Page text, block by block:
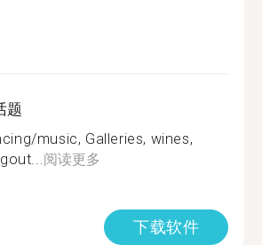
题
music, Galleries, wines,
阅读更多
下载软件